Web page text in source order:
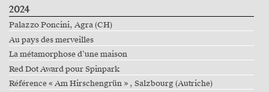
2024
Palazzo Poncini, Agra (CH)
Au pays des merveilles
La métamorphose d’une maison
Red Dot Award pour Spinpark
Référence « Am Hirschengrün » , Salzbourg (Autriche)